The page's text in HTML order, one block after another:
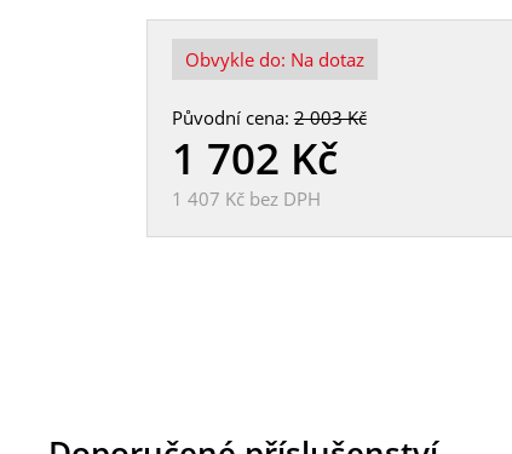
Obvykle do: Na dotaz
Původní cena:2 003 Kč
1 702 Kč
1 407 Kčbez DPH